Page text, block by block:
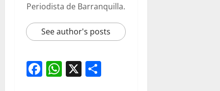
Periodista de Barranquilla.
See author's posts
Facebook
WhatsApp
X